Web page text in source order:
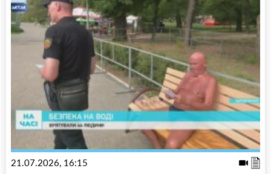
21.07.2026, 16:15